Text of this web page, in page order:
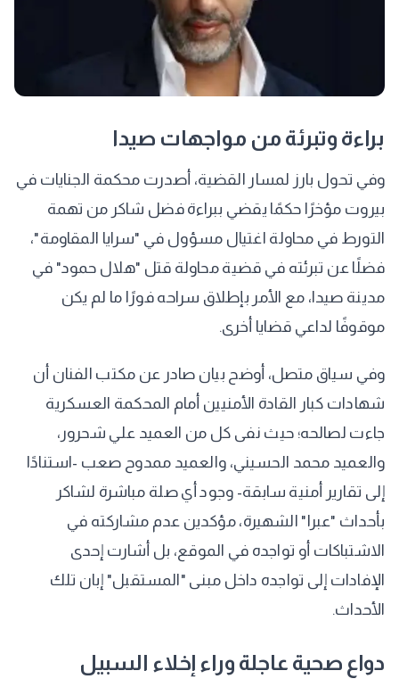
​براءة وتبرئة من مواجهات صيدا
​وفي تحول بارز لمسار القضية، أصدرت محكمة الجنايات في
بيروت مؤخرًا حكمًا يقضي ببراءة فضل شاكر من تهمة
التورط في محاولة اغتيال مسؤول في "سرايا المقاومة"،
فضلًا عن تبرئته في قضية محاولة قتل "هلال حمود" في
مدينة صيدا، مع الأمر بإطلاق سراحه فورًا ما لم يكن
موقوفًا لداعي قضايا أخرى.
​وفي سياق متصل، أوضح بيان صادر عن مكتب الفنان أن
شهادات كبار القادة الأمنيين أمام المحكمة العسكرية
جاءت لصالحه؛ حيث نفى كل من العميد علي شحرور،
والعميد محمد الحسيني، والعميد ممدوح صعب -استنادًا
إلى تقارير أمنية سابقة- وجود أي صلة مباشرة لشاكر
بأحداث "عبرا" الشهيرة، مؤكدين عدم مشاركته في
الاشتباكات أو تواجده في الموقع، بل أشارت إحدى
الإفادات إلى تواجده داخل مبنى "المستقبل" إبان تلك
الأحداث.
​دواعٍ صحية عاجلة وراء إخلاء السبيل